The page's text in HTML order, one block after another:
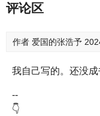
评论区
作者 爱国的张浩予
我自己写的。还没
--
👇